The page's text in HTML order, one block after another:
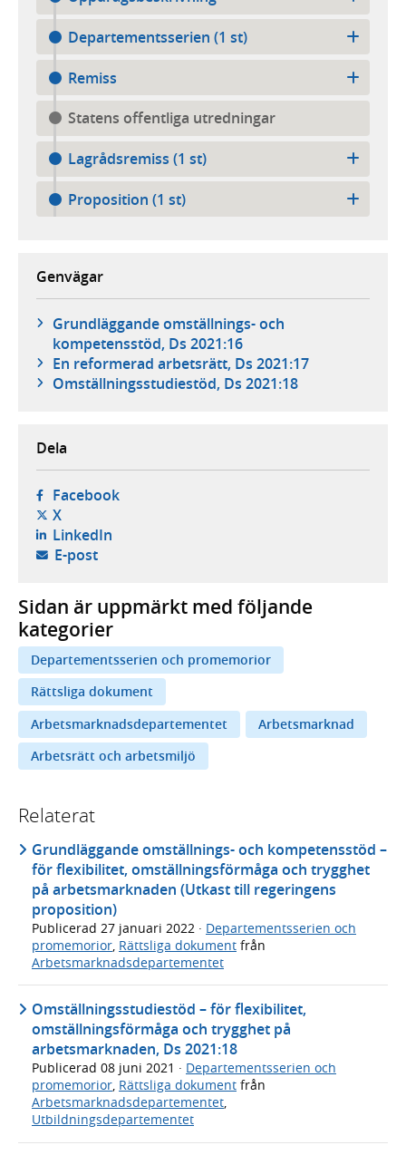
Departementsserien (1 st)
Remiss
Statens offentliga utredningar
Lagrådsremiss (1 st)
Proposition (1 st)
Genvägar
Grundläggande omställnings- och
kompetensstöd, Ds 2021:16
En reformerad arbetsrätt, Ds 2021:17
Omställningsstudiestöd, Ds 2021:18
Dela
Facebook- öppnas i ny flik, extern webbplats,
X- öppnas i ny flik, extern webbplats,
LinkedIn- öppnas i ny flik, extern webbplats,
E-post- öppnar din e-postklient,
Sidan är uppmärkt med följande
kategorier
Departementsserien och promemorior
Rättsliga dokument
Arbetsmarknadsdepartementet
Arbetsmarknad
Arbetsrätt och arbetsmiljö
Relaterat
Grundläggande omställnings- och kompetensstöd –
för flexibilitet, omställningsförmåga och trygghet
på arbetsmarknaden (Utkast till regeringens
proposition)
Publicerad 27 januari 2022 · Departementsserien och
promemorior Rättsliga dokument från
Arbetsmarknadsdepartementet
Omställningsstudiestöd – för flexibilitet,
omställningsförmåga och trygghet på
arbetsmarknaden, Ds 2021:18
Publicerad 08 juni 2021 · Departementsserien och
promemorior, Rättsliga dokument från
Arbetsmarknadsdepartementet,
Utbildningsdepartementet